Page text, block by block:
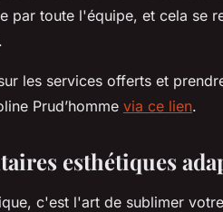
par toute l'équipe, et cela se
les services offerts et
Prud’homme via ce lien.
esthétiques
c'est l'art de sublimer